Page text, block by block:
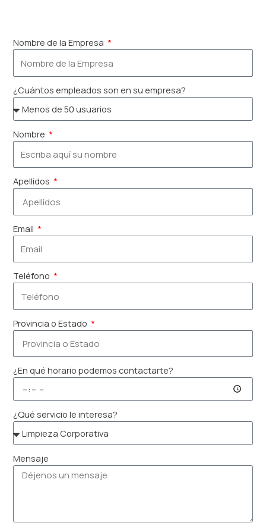
Nombre de la Empresa
¿Cuántos empleados son en su empresa?
Nombre
Apellidos
Email
Teléfono
Provincia o Estado
¿En qué horario podemos contactarte?
¿Qué servicio le interesa?
Mensaje